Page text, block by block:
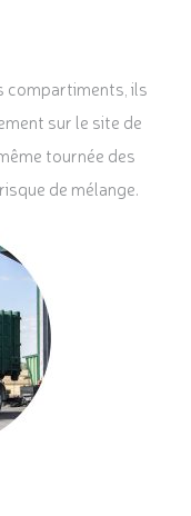
compartiments, ils
sur le site de
tournée des
de mélange.